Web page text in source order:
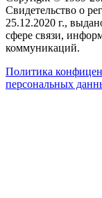
Свидетельство о
25.12.2020 г.,
сфере связи,
коммуникаций.
Политика
персональных